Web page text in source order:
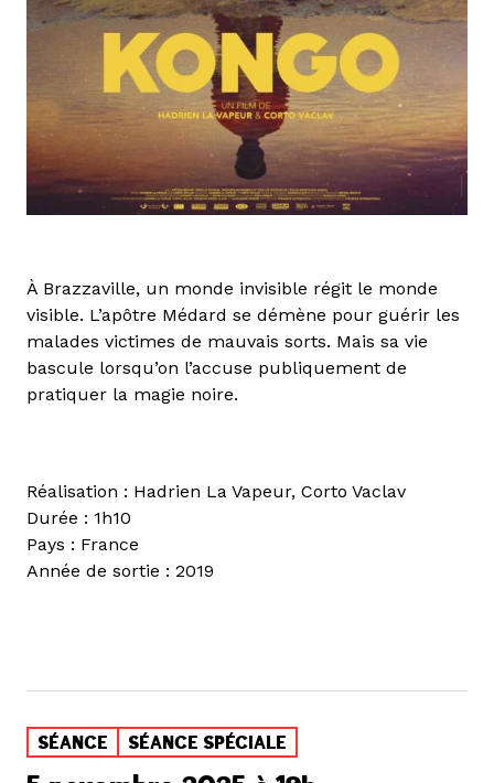
À Brazzaville, un monde invisible régit le monde
visible. L’apôtre Médard se démène pour guérir les
malades victimes de mauvais sorts. Mais sa vie
bascule lorsqu’on l’accuse publiquement de
pratiquer la magie noire.
Réalisation : Hadrien La Vapeur, Corto Vaclav
Durée : 1h10
Pays : France
Année de sortie : 2019
SÉANCE SÉANCE SPÉCIALE